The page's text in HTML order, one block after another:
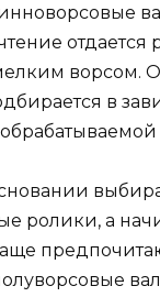
отдается
ворсом.
в
ролики, а